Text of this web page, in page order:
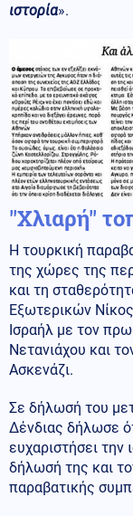
ιστορία».
''Χλιαρή''
Η τουρκική
της χώρες της
και τη
Εξωτερικών
Ισραήλ με τον
Νετανιάχου και
Ασκενάζι.
Σε δήλωσή του
Δένδιας δήλωσε
ευχαριστήσει την
δήλωσή της και
παραβατικής